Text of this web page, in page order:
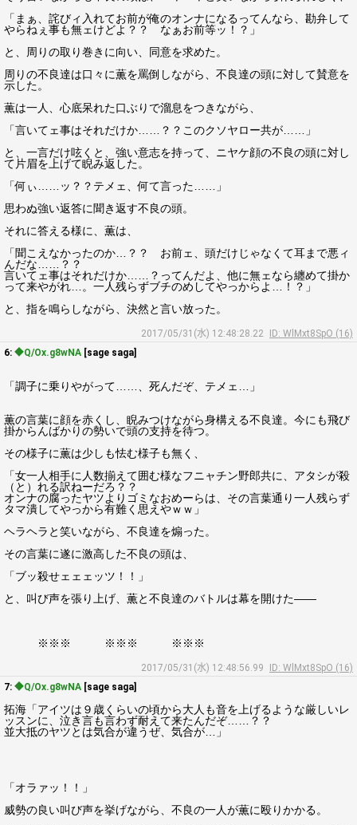
「まぁ、詫びィ入れてお前が俺のオンナになるってんなら、勘弁して
やらねぇ事も無ェけどよ？？ なぁお前等ッ！？」
と、周りの取り巻きに向い、同意を求めた。
周りの不良達は口々に薫を罵倒しながら、不良達の頭に対して賛意を
示した。
薫は一人、心底呆れた口ぶりで溜息をつきながら、
「言いてェ事はそれだけか……？？このクソヤロー共が……」
と、一言だけ呟くと、強い意志を持って、ニヤケ顔の不良の頭に対し
て片眉を上げて睨み返した。
「何ぃ……ッ？？テメェ、何て言った……」
思わぬ強い返答に聞き返す不良の頭。
それに答える様に、薫は、
「聞こえなかったのか…？？ お前ェ、頭だけじゃなくて耳まで悪ィ
んだな……？？
言いてェ事はそれだけか……？ってんだよ、他に無ェなら纏めて掛か
って来やがれ…。一人残らずブチのめしてやっからよ…！？」
と、指を鳴らしながら、決然と言い放った。
2017/05/31(水) 12:48:28.22
ID: WlMxt8SpO (16)
6: ◆Q/Ox.g8wNA [sage saga]
「調子に乗りやがって……、死んだぞ、テメェ…」
薫の言葉に顔を赤くし、睨みつけながら身構える不良達。今にも飛び
掛からんばかりの勢いで頭の支持を待つ。
その様子に薫は少しも怯む様子も無く、
「女一人相手に人数揃えて囲む様なフニャチン野郎共に、アタシが殺
（と）れる訳ねーだろ？？
オンナの腐ったヤツよりゴミなおめーらは、その言葉通り一人残らず
タマ潰してやっから有難く思えやｗｗ」
ヘラヘラと笑いながら、不良達を煽った。
その言葉に遂に激高した不良の頭は、
「ブッ殺せェェェッツ！！」
と、叫び声を張り上げ、薫と不良達のバトルは幕を開けた――
※※※ ※※※ ※※※
2017/05/31(水) 12:48:56.99
ID: WlMxt8SpO (16)
7: ◆Q/Ox.g8wNA [sage saga]
拓海「アイツは９歳くらいの頃から大人も音を上げるような厳しいレ
ッスンに、泣き言も言わず耐えて来たんだぞ……？？
並大抵のヤツとは気合が違うぜ、気合が…」
「オラァッ！！」
威勢の良い叫び声を挙げながら、不良の一人が薫に殴りかかる。